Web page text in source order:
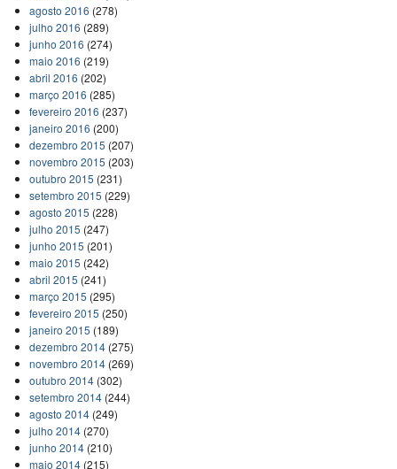
agosto 2016 (278)
julho 2016 (289)
junho 2016 (274)
maio 2016 (219)
abril 2016 (202)
março 2016 (285)
fevereiro 2016 (237)
janeiro 2016 (200)
dezembro 2015 (207)
novembro 2015 (203)
outubro 2015 (231)
setembro 2015 (229)
agosto 2015 (228)
julho 2015 (247)
junho 2015 (201)
maio 2015 (242)
abril 2015 (241)
março 2015 (295)
fevereiro 2015 (250)
janeiro 2015 (189)
dezembro 2014(275)
novembro 2014(269)
outubro 2014(302)
setembro 2014(244)
agosto 2014(249)
julho 2014(270)
junho 2014(210)
maio 2014(215)